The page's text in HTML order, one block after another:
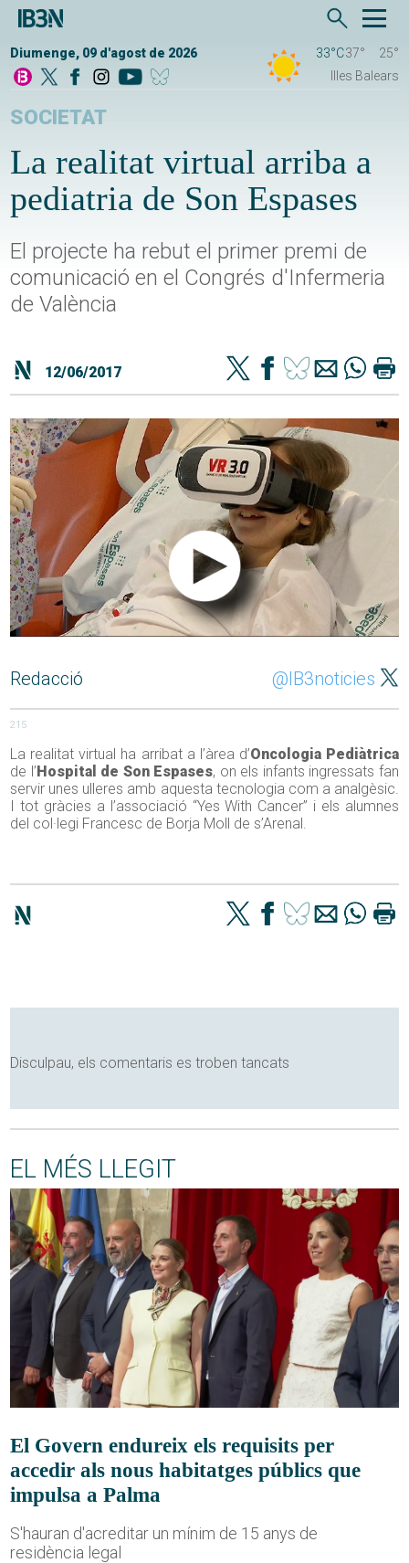
Diumenge, 09 d'agost de 2026 33°C37°
25°
Illes Balears
SOCIETAT
La realitat virtual arriba a
pediatria de Son Espases
El projecte ha rebut el primer premi de
comunicació en el Congrés d'Infermeria
de València
12/06/2017
Redacció @IB3noticies
215
La realitat virtual ha arribat a l’àrea d’Oncologia Pediàtrica
de l’ Hospital de Son Espases, on els infants ingressats fan
servir unes ulleres amb aquesta tecnologia com a analgèsic.
I tot gràcies a l’associació “Yes With Cancer” i els alumnes
del col·legi Francesc de Borja Moll de s’Arenal.
Disculpau, els comentaris es troben tancats
EL MÉS LLEGIT
El Govern endureix els requisits per
accedir als nous habitatges públics que
impulsa a Palma
S'hauran d'acreditar un mínim de 15 anys de
residència legal